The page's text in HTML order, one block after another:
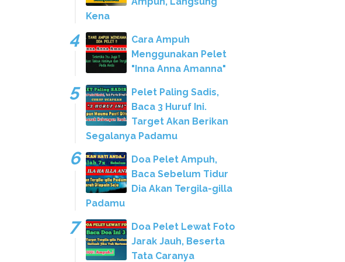
Kena
Cara Ampuh
Menggunakan Pelet
"Inna Anna Amanna"
Pelet Paling Sadis,
Baca 3 Huruf Ini.
Target Akan Berikan
Segalanya Padamu
Doa Pelet Ampuh,
Baca Sebelum Tidur
Dia Akan Tergila-gilla
Padamu
Doa Pelet Lewat Foto
Jarak Jauh, Beserta
Tata Caranya